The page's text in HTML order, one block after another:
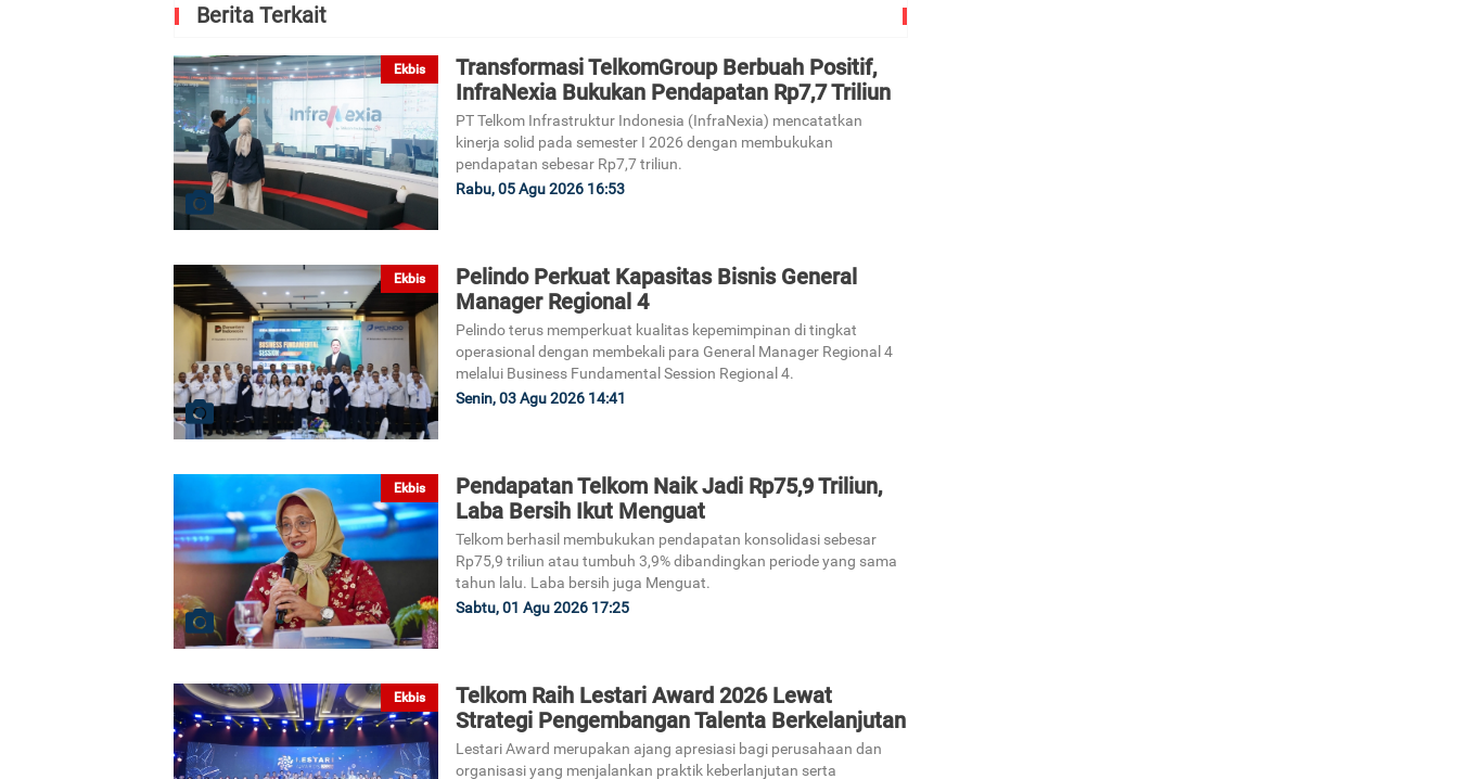
Berita Terkait
Ekbis
Transformasi TelkomGroup Berbuah Positif,
InfraNexia Bukukan Pendapatan Rp7,7 Triliun
PT Telkom Infrastruktur Indonesia (InfraNexia) mencatatkan
kinerja solid pada semester I 2026 dengan membukukan
pendapatan sebesar Rp7,7 triliun.
Rabu, 05 Agu 2026 16:53
Ekbis
Pelindo Perkuat Kapasitas Bisnis General
Manager Regional 4
Pelindo terus memperkuat kualitas kepemimpinan di tingkat
operasional dengan membekali para General Manager Regional 4
melalui Business Fundamental Session Regional 4.
Senin, 03 Agu 2026 14:41
Ekbis
Pendapatan Telkom Naik Jadi Rp75,9 Triliun,
Laba Bersih Ikut Menguat
Telkom berhasil membukukan pendapatan konsolidasi sebesar
Rp75,9 triliun atau tumbuh 3,9% dibandingkan periode yang sama
tahun lalu. Laba bersih juga Menguat.
Sabtu, 01 Agu 2026 17:25
Ekbis
Telkom Raih Lestari Award 2026 Lewat
Strategi Pengembangan Talenta Berkelanjutan
Lestari Award merupakan ajang apresiasi bagi perusahaan dan
organisasi yang menjalankan praktik keberlanjutan serta